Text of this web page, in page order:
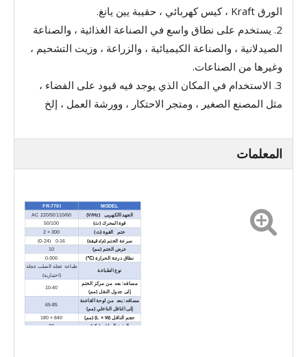
الورق Kraft ، كيس كهربائي ، حقيبة يين يانغ.
2. يستخدم على نطاق واسع في الصناعة الغذائية ، والصناعة
الصيدلانية ، والصناعة الكيميائية ، والزراعة ، وزيت التشحيم ،
وغيرها من الصناعات.
3. الاستخدام في المكان الذي يوجد فيه قيود على الفضاء ،
مثل المصنع الصغير ، ومتجر الاحتكار ، وورشة العمل ، إلخ
المعلمات
MODEL
FR-770I
الجهد االكهربى (V/Hz) AC 220/50 110/60
قوة المحرك (ث)
50/100
ختم القوة (ث)
300 × 2
سرعة الختم (م/دقيقة)
0-16 (0-24)
عرض الختم (مم) 10
نطاق درجة الحرارة (℃) 0-300
نوع الطباعة
طباعة عجلة الصلب عجلة
(اختيارية)
مسافه: بعد من مركز الختم
إلى جدول النقل (مم)
10-40
مسافه: بعد من لوحة القاعدة
إلى الناقل الداخلي (مم)
65-85
حجم الناقل (L × W) (مم)
840 × 180
الوزن الصافي / كغ)
23